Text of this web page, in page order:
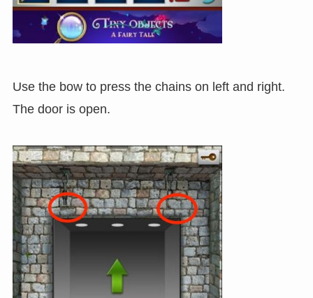
Use the bow to press the chains on left and right.
The door is open.